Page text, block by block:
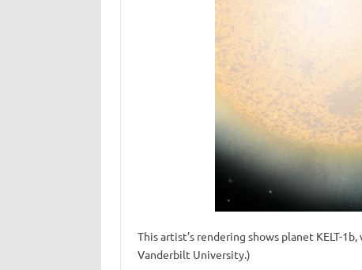
This artist’s rendering shows planet KELT-
Vanderbilt University.)